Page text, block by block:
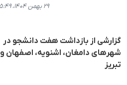
۲۹ بهمن ۱۴۰۴، ۱۵:۴۹
گزارشی از بازداشت هفت دانشجو در
شهرهای دامغان، اشنویه، اصفهان و
تبریز